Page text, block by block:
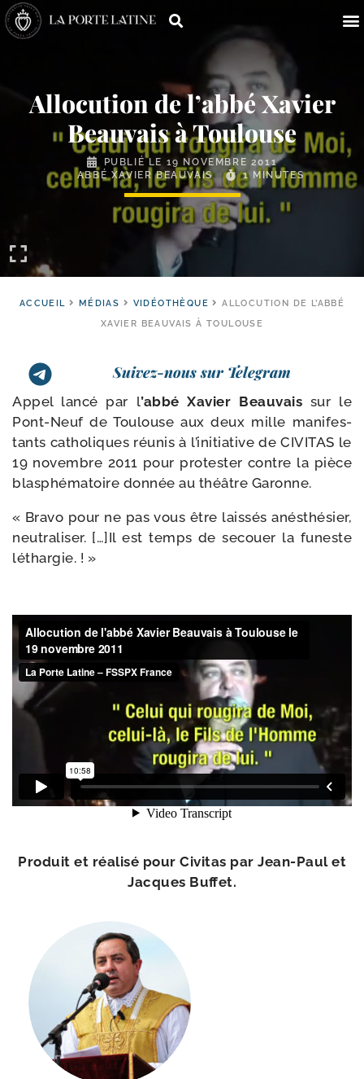
Allocution de l’abbé Xavier
Beauvais à Toulouse
PUBLIÉ LE 19 NOVEMBRE 2011
ABBÉ XAVIER BEAUVAIS
1 MINUTES
ACCUEIL MÉDIAS VIDÉOTHÈQUE
ALLOCUTION DE L’ABBÉ
XAVIER BEAUVAIS À TOULOUSE
Suivez-nous sur Telegram
Appel lan­cé par l’ab­bé Xavier Beauvais sur le
Pont-​Neuf de Toulouse aux deux mille mani­fes­
tants catho­liques réunis à l’i­ni­tia­tive de CIVITAS le
19 novembre 2011 pour pro­tes­ter contre la pièce
blas­phé­ma­toire don­née au théâtre Garonne.
« Bravo pour ne pas vous être lais­sés anés­thé­sier,
neu­tra­li­ser. […]Il est temps de secouer la funeste
léthargie. ! »
Produit et réa­li­sé pour Civitas par Jean-​Paul et
Jacques Buffet.